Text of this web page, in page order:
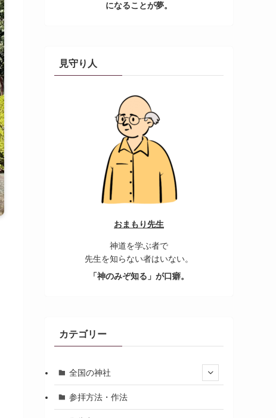
になることが夢。
見守り人
おまもり先生
神道を学ぶ者で
先生を知らない者はいない。
「神のみぞ知る」が口癖。
カテゴリー
全国の神社
参拝方法・作法